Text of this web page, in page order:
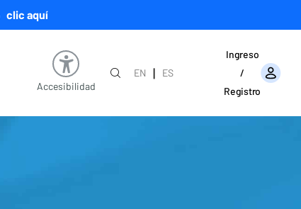
clic aquí
Accesibilidad
EN |
ES
Ingreso
/
Registro